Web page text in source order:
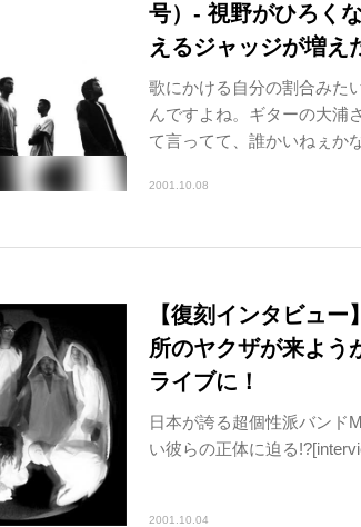
号）- 視野がひろく
えるジャッジが増え
歌にかける自分の割合みた
んですよね。ギターの大浦
て言ってて、誰かいねぇか
2001.10.08
【復刻インタビュ
所のヤクザが来よう
ライブに！
日本が誇る超個性派バンド
い彼らの正体に迫る
2001.10.04